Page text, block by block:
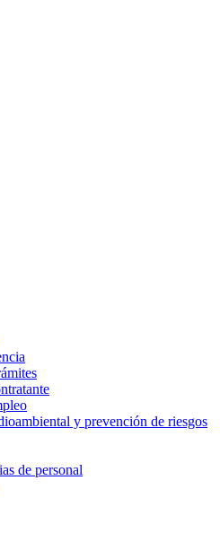
y prevención de riesgos
de personal